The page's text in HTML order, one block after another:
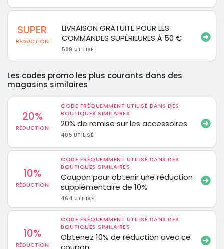
SUPER
RÉDUCTION
LIVRAISON GRATUITE POUR LES
COMMANDES SUPÉRIEURES À 50 €
589 UTILISÉ
Les codes promo les plus courants dans des
magasins similaires
20%
RÉDUCTION
CODE FRÉQUEMMENT UTILISÉ DANS DES
BOUTIQUES SIMILAIRES
20% de remise sur les accessoires
405 UTILISÉ
10%
RÉDUCTION
CODE FRÉQUEMMENT UTILISÉ DANS DES
BOUTIQUES SIMILAIRES
Coupon pour obtenir une réduction
supplémentaire de 10%
464 UTILISÉ
10%
RÉDUCTION
CODE FRÉQUEMMENT UTILISÉ DANS DES
BOUTIQUES SIMILAIRES
Obtenez 10% de réduction avec ce